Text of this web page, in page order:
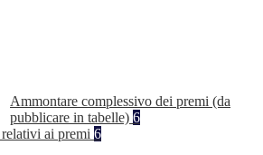
Ammontare complessivo dei premi (da
pubblicare in tabelle) 6
ai premi 6